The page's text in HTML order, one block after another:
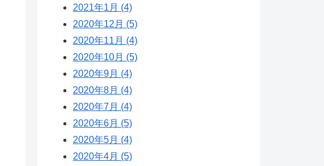
2021年1月 (4)
2020年12月 (5)
2020年11月 (4)
2020年10月 (5)
2020年9月 (4)
2020年8月 (4)
2020年7月 (4)
2020年6月 (5)
2020年5月 (4)
2020年4月 (5)